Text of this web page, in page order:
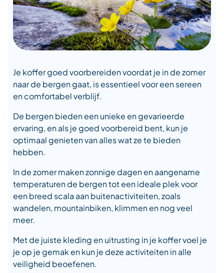
Je koffer goed voorbereiden voordat je in de zomer
naar de bergen gaat, is essentieel voor een sereen
en comfortabel verblijf.
De bergen bieden een unieke en gevarieerde
ervaring, en als je goed voorbereid bent, kun je
optimaal genieten van alles wat ze te bieden
hebben.
In de zomer maken zonnige dagen en aangename
temperaturen de bergen tot een ideale plek voor
een breed scala aan buitenactiviteiten, zoals
wandelen, mountainbiken, klimmen en nog veel
meer.
Met de juiste kleding en uitrusting in je koffer voel je
je op je gemak en kun je deze activiteiten in alle
veiligheid beoefenen.